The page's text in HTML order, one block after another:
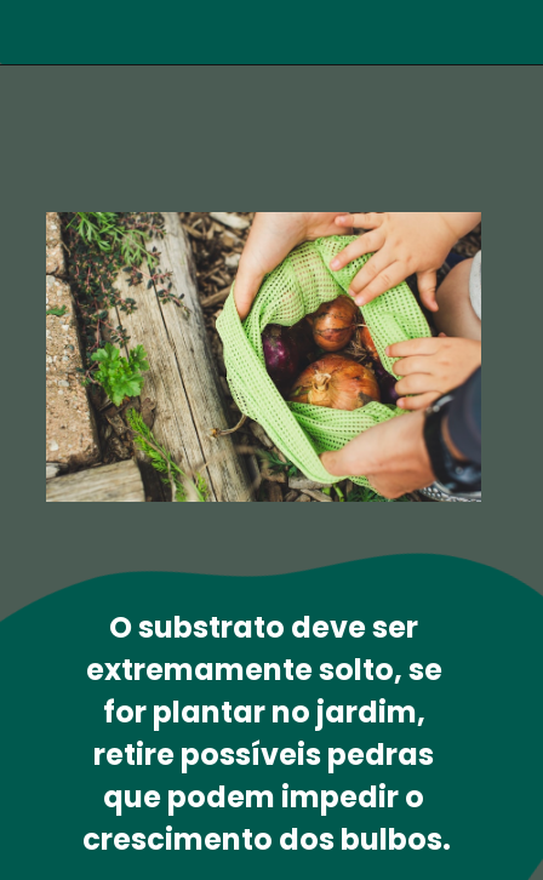
O substrato deve ser
extremamente solto, se
for plantar no jardim,
retire possíveis pedras
que podem impedir o
crescimento dos bulbos.